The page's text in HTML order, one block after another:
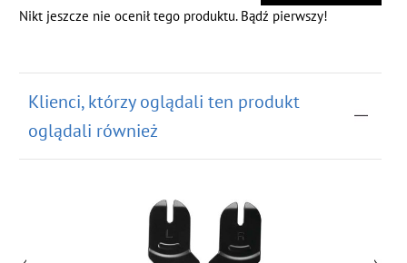
Nikt jeszcze nie ocenił tego produktu. Bądź pierwszy!
Klienci, którzy oglądali ten produkt
oglądali również